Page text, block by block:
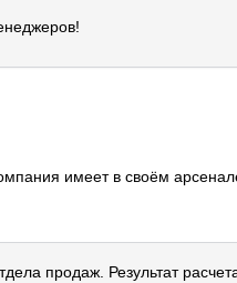
имеет в своём
продаж. Результат